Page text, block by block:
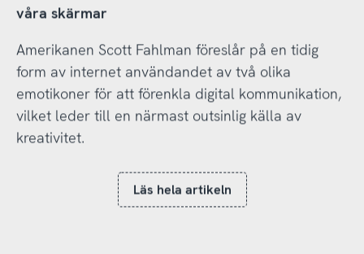
våra skärmar
Amerikanen Scott Fahlman föreslår på en tidig
form av internet användandet av två olika
emotikoner för att förenkla digital kommunikation,
vilket leder till en närmast outsinlig källa av
kreativitet.
Läs hela artikeln